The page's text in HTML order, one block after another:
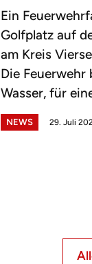
Ein
Golfplatz auf
am Kreis
Die Feuerwehr
Wasser, für
NEWS 29. Juli